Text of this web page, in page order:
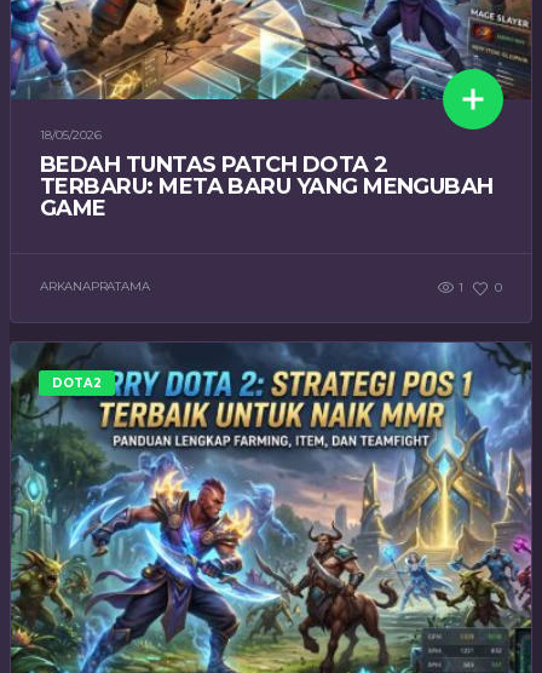
18/05/2026
BEDAH TUNTAS PATCH DOTA 2
TERBARU: META BARU YANG MENGUBAH
GAME
ARKANAPRATAMA 1 0
DOTA2